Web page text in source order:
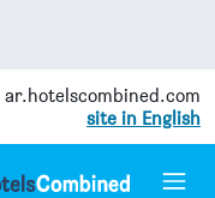
ar.hotelscombined.com
site in English